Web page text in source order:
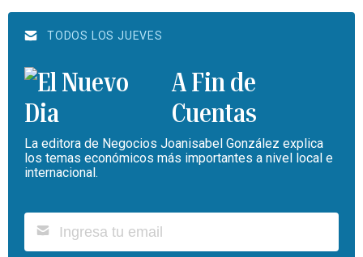
TODOS LOS JUEVES
A Fin de
Cuentas
La editora de Negocios Joanisabel González explica
los temas económicos más importantes a nivel local e
internacional.